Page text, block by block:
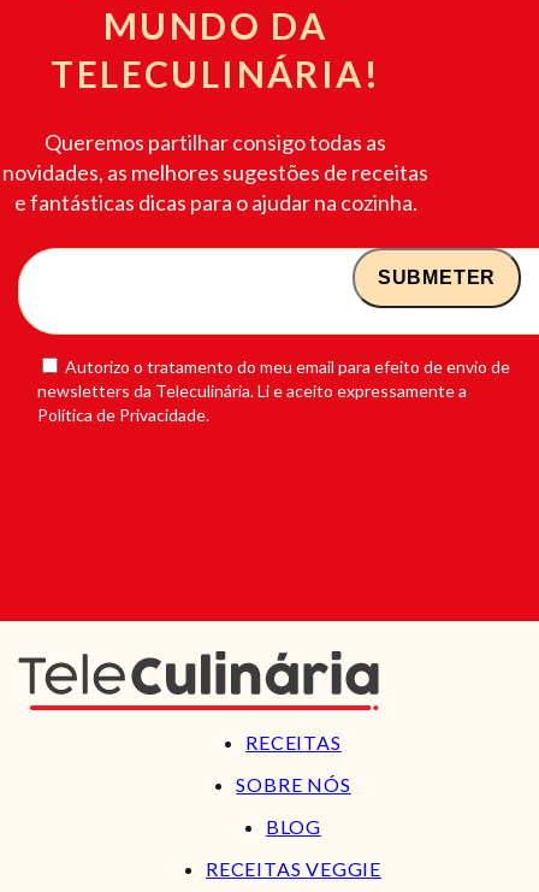
MUNDO DA
TELECULINÁRIA!
Queremos partilhar consigo todas as
novidades, as melhores sugestões de receitas
e fantásticas dicas para o ajudar na cozinha.
Autorizo o tratamento do meu email para efeito de envio de
newsletters da Teleculinária. Li e aceito expressamente a
Política de Privacidade.
RECEITAS
SOBRE NÓS
BLOG
RECEITAS VEGGIE